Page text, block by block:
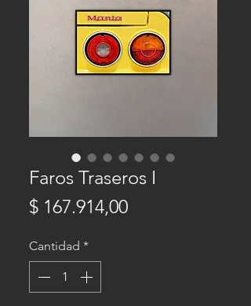
Faros Traseros I
$ 167.914,00Precio
Cantidad *